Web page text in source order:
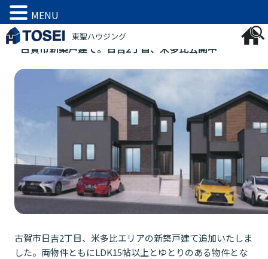
内
容
東聖ハウジング
古賀市新築戸建て。日吉2丁目、米多比公開中
古賀市日吉2丁目、米多比エリアの新築戸建て追加いたしま
した。両物件ともにLDK15帖以上とゆとりのある物件とな
MENU